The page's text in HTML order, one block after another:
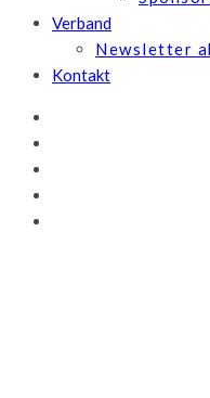
Verband
Newsletter
Kontakt